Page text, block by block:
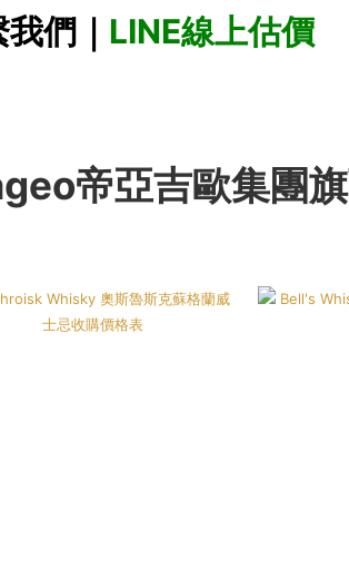
們｜ LINE線上估價
帝亞吉歐集團